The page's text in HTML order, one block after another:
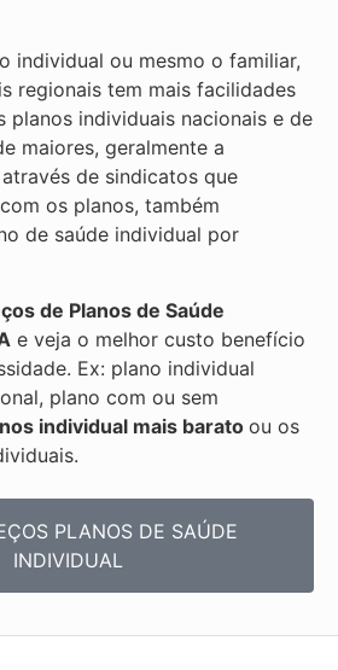
individual ou mesmo o familiar,
regionais tem mais facilidades
planos individuais nacionais e de
maiores, geralmente a
de sindicatos que
os planos, também
de saúde individual por
de Planos de Saúde
e veja o melhor custo benefício
Ex: plano individual
plano com ou sem
individual mais barato ou os
PLANOS DE SAÚDE
INDIVIDUAL